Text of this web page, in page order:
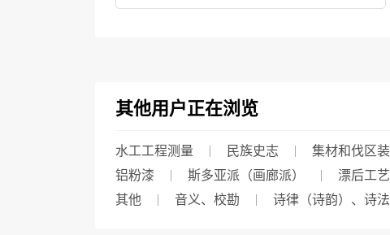
其他用户正在浏览
水工工程测量 民族史志 集材和伐区
铝粉漆
斯多亚派（画廊派） 漂后工艺
其他
音义、校勘 诗律（诗韵）、诗法